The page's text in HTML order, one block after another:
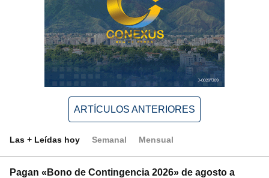
ARTÍCULOS ANTERIORES
Las + Leídas hoy Semanal Mensual
Pagan «Bono de Contingencia 2026» de agosto a